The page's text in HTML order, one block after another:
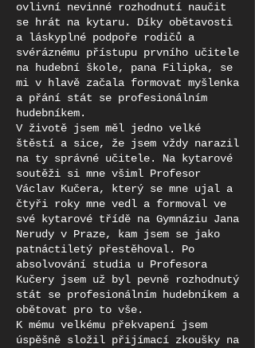
ovlivní nevinné rozhodnutí naučit
se hrát na kytaru. Díky obětavosti
a láskyplné podpoře rodičů a
svéráznému přístupu prvního učitele
na hudební škole, pana Filipka, se
mi v hlavě začala formovat myšlenka
a přání stát se profesionálním
hudebníkem.
V životě jsem měl jedno velké
štěstí a sice, že jsem vždy narazil
na ty správné učitele. Na kytarové
soutěži si mne všiml Profesor
Václav Kučera, který se mne ujal a
čtyři roky mne vedl a formoval ve
své kytarové třídě na Gymnáziu Jana
Nerudy v Praze, kam jsem se jako
patnáctiletý přestěhoval. Po
absolvování studia u Profesora
Kučery jsem už byl pevně rozhodnutý
stát se profesionálním hudebníkem a
obětovat pro to vše.
K mému velkému překvapení jsem
úspěšně složil přijímací zkoušky na